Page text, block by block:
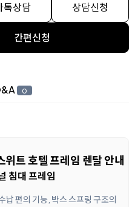
톡상담 상담신청
간편신청
0
트 호텔 프레임 렌탈 안내
침대 프레임
납 편의 기능, 박스 스프링 구조의